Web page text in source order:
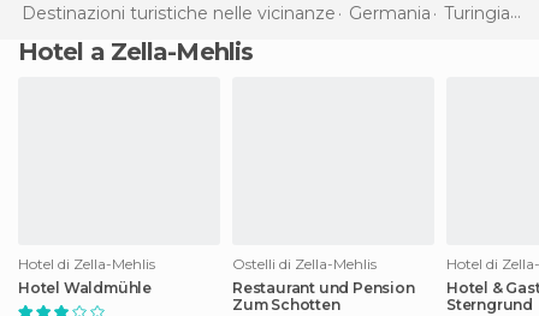
Destinazioni turistiche nelle vicinanze Germania Turingia
Hotel a Zella-Mehlis
Hotel di Zella-Mehlis
Hotel Waldmühle
Ostelli di Zella-Mehlis
Restaurant und Pension
Zum Schotten
Hotel di
Hotel &
Sterngrund